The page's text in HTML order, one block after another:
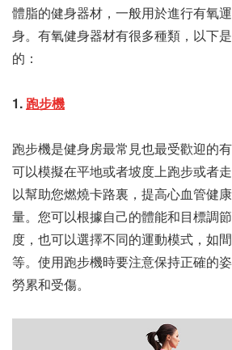
體脂的健身器材，一般用於進行有氧
身。有氧健身器材有很多種類，以下
的：
1. 跑步機
跑步機是健身房最常見也最受歡迎的
可以模擬在平地或者坡度上跑步或者
以幫助您燃燒卡路裏，提高心血管健
量。您可以根據自己的體能和目標調
度，也可以選擇不同的運動模式，如
等。使用跑步機時要注意保持正確的
勞累和受傷。